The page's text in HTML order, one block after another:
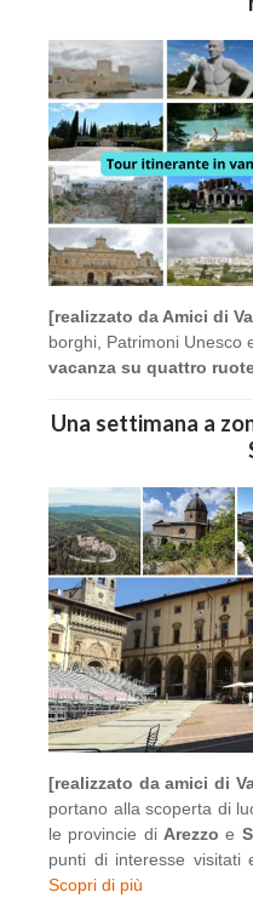
[realizzato da Amici di
borghi, Patrimoni Unesco
vacanza su quattro
Una settimana a
[realizzato da amici di
portano alla scoperta di
le provincie di Arezzo e
punti di interesse visitati
Scopri di più